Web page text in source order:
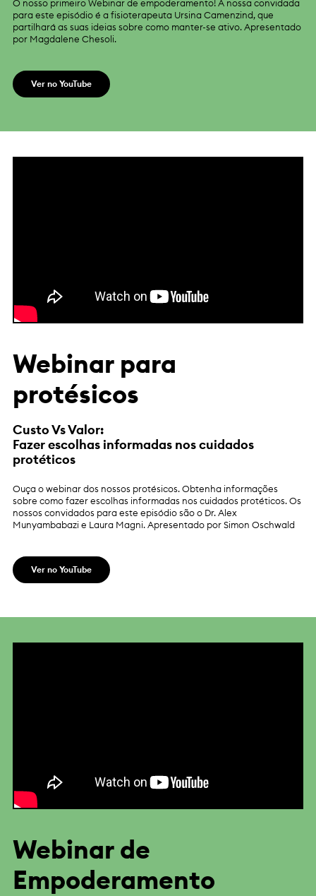
O nosso primeiro Webinar de empoderamento! A nossa convidada
para este episódio é a fisioterapeuta Ursina Camenzind, que
partilhará as suas ideias sobre como manter-se ativo. Apresentado
por Magdalene Chesoli.
Ver no YouTube
Webinar para
protésicos
Custo Vs Valor:
Fazer escolhas informadas nos cuidados
protéticos
Ouça o webinar dos nossos protésicos. Obtenha informações
sobre como fazer escolhas informadas nos cuidados protéticos. Os
nossos convidados para este episódio são o Dr. Alex
Munyambabazi e Laura Magni. Apresentado por Simon Oschwald
Ver no YouTube
Webinar de
Empoderamento